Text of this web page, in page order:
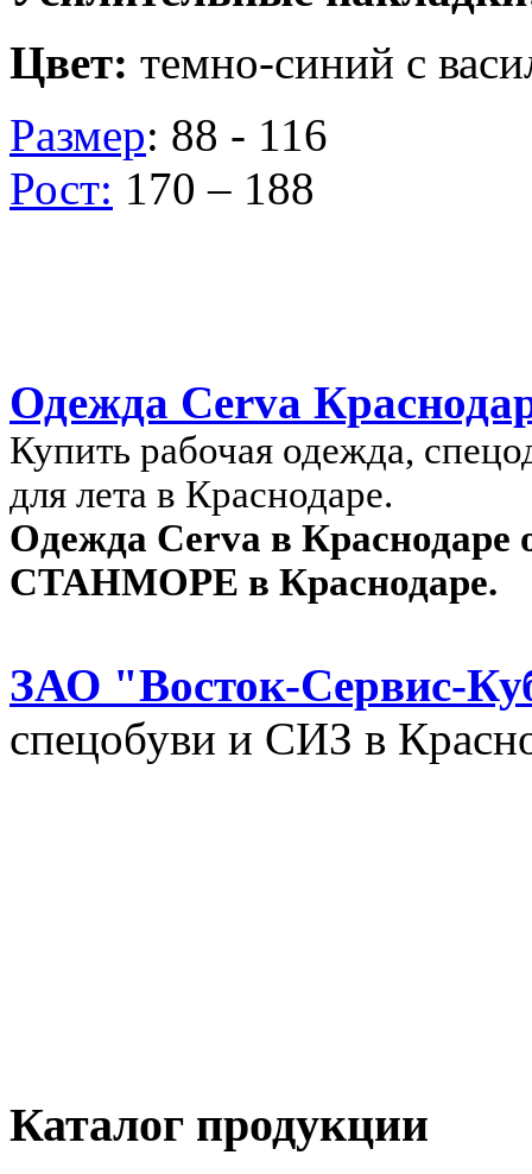
Цвет: темно-синий с
Размер: 88 - 116
Рост: 170 – 188
Одежда Cerva
Купить рабочая одежда,
для лета в Краснодаре.
Одежда Cerva в
СТАНМОРЕ в Краснодаре.
ЗАО "Восток-Сервис-
спецобуви и СИЗ в
Каталог продукции